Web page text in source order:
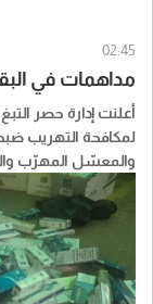
02:45
مداهمات في
أعلنت إدارة حصر
لمكافحة التهريب
والمعسّل المهرّب
نتيجة عمليات دهم
وذكّرت بأن هذه
المصنوعات
بالمخالفين سُطّرت